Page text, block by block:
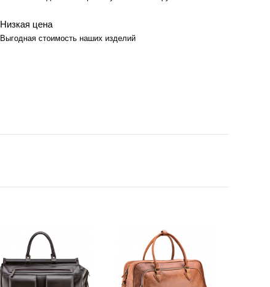
Низкая цена
Выгодная стоимость наших изделий